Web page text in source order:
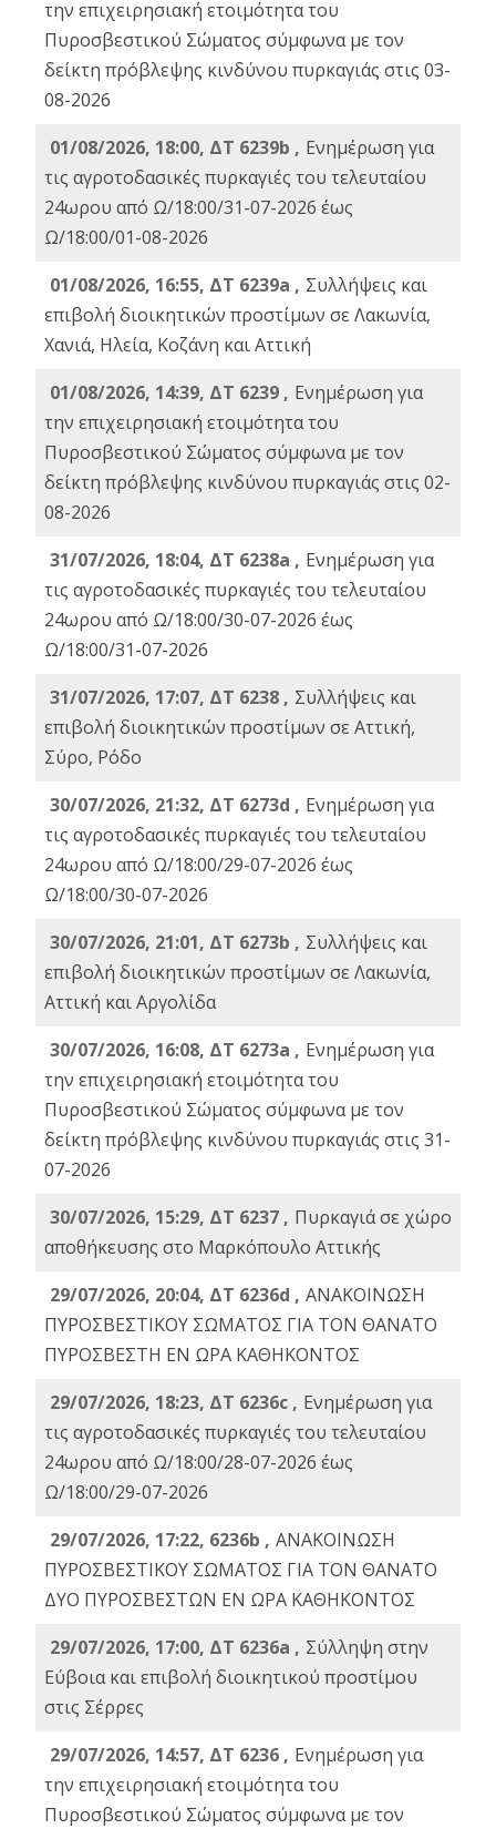
την επιχειρησιακή ετοιμότητα του
Πυροσβεστικού Σώματος σύμφωνα με τον
δείκτη πρόβλεψης κινδύνου πυρκαγιάς στις 03-
08-2026
01/08/2026, 18:00, ΔΤ 6239b , Ενημέρωση για
τις αγροτοδασικές πυρκαγιές του τελευταίου
24ωρου από Ω/18:00/31-07-2026 έως
Ω/18:00/01-08-2026
01/08/2026, 16:55, ΔΤ 6239a , Συλλήψεις και
επιβολή διοικητικών προστίμων σε Λακωνία,
Χανιά, Ηλεία, Κοζάνη και Αττική
01/08/2026, 14:39, ΔΤ 6239 , Ενημέρωση για
την επιχειρησιακή ετοιμότητα του
Πυροσβεστικού Σώματος σύμφωνα με τον
δείκτη πρόβλεψης κινδύνου πυρκαγιάς στις 02-
08-2026
31/07/2026, 18:04, ΔΤ 6238a , Ενημέρωση για
τις αγροτοδασικές πυρκαγιές του τελευταίου
24ωρου από Ω/18:00/30-07-2026 έως
Ω/18:00/31-07-2026
31/07/2026, 17:07, ΔΤ 6238 , Συλλήψεις και
επιβολή διοικητικών προστίμων σε Αττική,
Σύρο, Ρόδο
30/07/2026, 21:32, ΔΤ 6273d , Ενημέρωση για
τις αγροτοδασικές πυρκαγιές του τελευταίου
24ωρου από Ω/18:00/29-07-2026 έως
Ω/18:00/30-07-2026
30/07/2026, 21:01, ΔΤ 6273b , Συλλήψεις και
επιβολή διοικητικών προστίμων σε Λακωνία,
Αττική και Αργολίδα
30/07/2026, 16:08, ΔΤ 6273a , Ενημέρωση για
την επιχειρησιακή ετοιμότητα του
Πυροσβεστικού Σώματος σύμφωνα με τον
δείκτη πρόβλεψης κινδύνου πυρκαγιάς στις 31-
07-2026
30/07/2026, 15:29, ΔΤ 6237 , Πυρκαγιά σε χώρο
αποθήκευσης στο Μαρκόπουλο Αττικής
29/07/2026, 20:04, ΔΤ 6236d , ΑΝΑΚΟΙΝΩΣΗ
ΠΥΡΟΣΒΕΣΤΙΚΟΥ ΣΩΜΑΤΟΣ ΓΙΑ ΤΟΝ ΘΑΝΑΤΟ
ΠΥΡΟΣΒΕΣΤΗ ΕΝ ΩΡΑ ΚΑΘΗΚΟΝΤΟΣ
29/07/2026, 18:23, ΔΤ 6236c , Ενημέρωση για
τις αγροτοδασικές πυρκαγιές του τελευταίου
24ωρου από Ω/18:00/28-07-2026 έως
Ω/18:00/29-07-2026
29/07/2026, 17:22, 6236b , ΑΝΑΚΟΙΝΩΣΗ
ΠΥΡΟΣΒΕΣΤΙΚΟΥ ΣΩΜΑΤΟΣ ΓΙΑ ΤΟΝ ΘΑΝΑΤΟ
ΔΥΟ ΠΥΡΟΣΒΕΣΤΩΝ ΕΝ ΩΡΑ ΚΑΘΗΚΟΝΤΟΣ
29/07/2026, 17:00, ΔΤ 6236a , Σύλληψη στην
Εύβοια και επιβολή διοικητικού προστίμου
στις Σέρρες
29/07/2026, 14:57, ΔΤ 6236 , Ενημέρωση για
την επιχειρησιακή ετοιμότητα του
Πυροσβεστικού Σώματος σύμφωνα με τον